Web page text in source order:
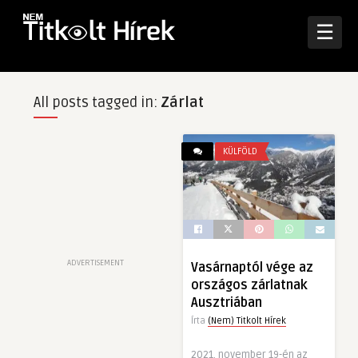
☰
All posts tagged in: Zárlat
ADVERTISEMENT
KÜLFÖLD
Vasárnaptól vége az
országos zárlatnak
Ausztriában
Írta (Nem) Titkolt Hírek
2021. november 19-én az